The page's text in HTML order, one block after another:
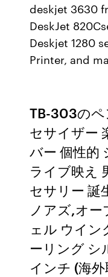
deskjet 3630
DeskJet
Deskjet 1280
Printer, and
TB-303のペ
セサイザー
バー 個性的
ライブ映え
セサリー 誕
ノアズ,オ
ェル ウイン
ーリング シ
インチ (海